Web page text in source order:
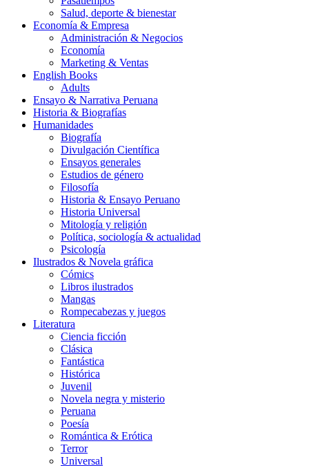
Salud, deporte & bienestar
Economía & Empresa
Administración & Negocios
Economía
Marketing & Ventas
English Books
Adults
Ensayo & Narrativa Peruana
Historia & Biografías
Humanidades
Biografía
Divulgación Científica
Ensayos generales
Estudios de género
Filosofía
Historia & Ensayo Peruano
Historia Universal
Mitología y religión
Política, sociología & actualidad
Psicología
Ilustrados & Novela gráfica
Cómics
Libros ilustrados
Mangas
Rompecabezas y juegos
Literatura
Ciencia ficción
Clásica
Fantástica
Histórica
Juvenil
Novela negra y misterio
Peruana
Poesía
Romántica & Erótica
Terror
Universal